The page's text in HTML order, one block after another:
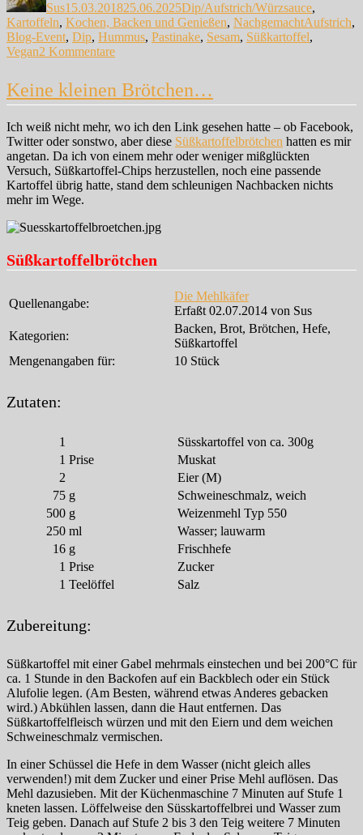
Sus15.03.201825.06.2025Dip/Aufstrich/Würzsauce,
Kartoffeln, Kochen, Backen und Genießen, NachgemachtAufstrich,
Blog-Event, Dip, Hummus, Pastinake, Sesam, Süßkartoffel,
Vegan2 Kommentarezu
Keine kleinen Brötchen…
Ich weiß nicht mehr, wo ich den Link gesehen hatte – ob Facebook,
Twitter oder sonstwo, aber diese Süßkartoffelbrötchen hatten es mir
angetan. Da ich von einem mehr oder weniger mißglückten
Versuch, Süßkartoffel-Chips herzustellen, noch eine passende
Kartoffel übrig hatte, stand dem schleunigen Nachbacken nichts
mehr im Wege.
Süßkartoffelbrötchen
Quellenangabe:
Die Mehlkäfer
Erfaßt 02.07.2014 von Sus
Kategorien:
Backen, Brot, Brötchen, Hefe,
Süßkartoffel
Mengenangaben für:
10 Stück
Zutaten:
1
Süsskartoffel von ca. 300g
1 Prise
Muskat
2
Eier (M)
75 g
Schweineschmalz, weich
500 g
Weizenmehl Typ 550
250 ml
Wasser; lauwarm
16 g
Frischhefe
1 Prise
Zucker
1 Teelöffel Salz
Zubereitung:
Süßkartoffel mit einer Gabel mehrmals einstechen und bei 200°C für
ca. 1 Stunde in den Backofen auf ein Backblech oder ein Stück
Alufolie legen. (Am Besten, während etwas Anderes gebacken
wird.) Abkühlen lassen, dann die Haut entfernen. Das
Süßkartoffelfleisch würzen und mit den Eiern und dem weichen
Schweineschmalz vermischen.
In einer Schüssel die Hefe in dem Wasser (nicht gleich alles
verwenden!) mit dem Zucker und einer Prise Mehl auflösen. Das
Mehl dazusieben. Mit der Küchenmaschine 7 Minuten auf Stufe 1
kneten lassen. Löffelweise den Süsskartoffelbrei und Wasser zum
Teig geben. Danach auf Stufe 2 bis 3 den Teig weitere 7 Minuten